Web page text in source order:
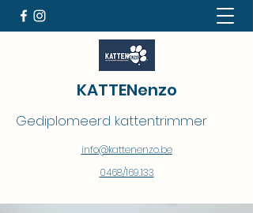
KATTENenzo
Gediplomeerd kattentrimmer
info@kattenenzo.be
0468/169.133